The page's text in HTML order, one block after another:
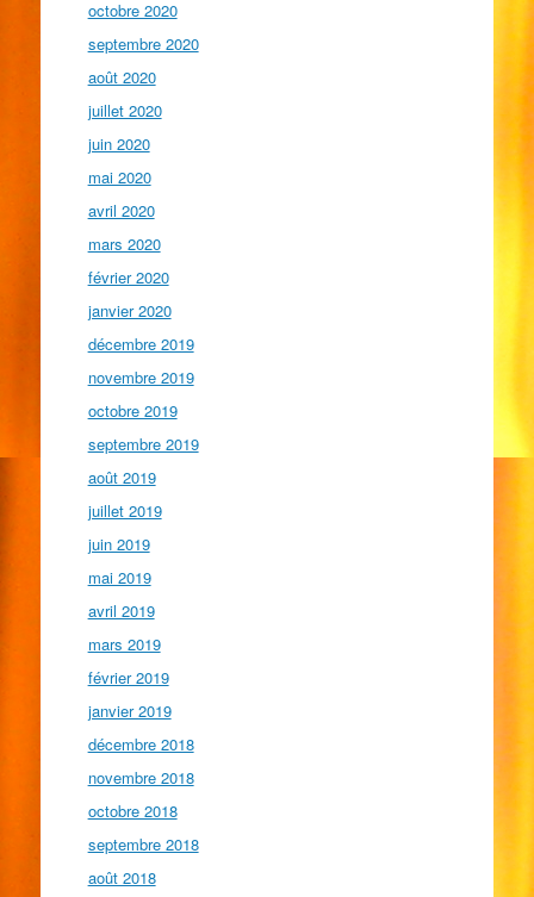
octobre 2020
septembre 2020
août 2020
juillet 2020
juin 2020
mai 2020
avril 2020
mars 2020
février 2020
janvier 2020
décembre 2019
novembre 2019
octobre 2019
septembre 2019
août 2019
juillet 2019
juin 2019
mai 2019
avril 2019
mars 2019
février 2019
janvier 2019
décembre 2018
novembre 2018
octobre 2018
septembre 2018
août 2018